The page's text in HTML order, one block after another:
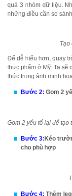
quá 3 nhóm dữ liệu.
những điều cần so
Tạo
Để dễ hiểu hơn, quay
thực phẩm ở Mỹ. Ta sẽ
thức trong ảnh minh
Bước 2: Gom 2
Gom 2 yếu tố lại để tạo
Bước 3: Kéo
cho phù hợp
Bước 4: Thêm